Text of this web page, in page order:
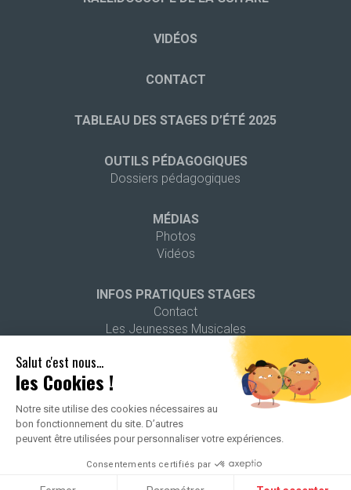
Salut c'est nous...
les Cookies !
Notre site utilise des cookies nécessaires au
bon fonctionnement du site. D’autres
peuvent être utilisées pour personnaliser votre expériences.
Consentements certifiés par
VIDÉOS
CONTACT
TABLEAU DES STAGES D’ÉTÉ 2025
OUTILS PÉDAGOGIQUES
Dossiers pédagogiques
MÉDIAS
Photos
Vidéos
INFOS PRATIQUES STAGES
Contact
Les Jeunesses Musicales
2026 ALL RIGHTS RESERVED - POLITIQUE DE CONFIDENTIALITÉ
MENTIONS LÉGALES